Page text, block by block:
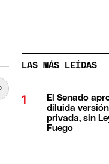
LAS MÁS LEÍDAS
El Senado
diluida
privada, sin
Fuego